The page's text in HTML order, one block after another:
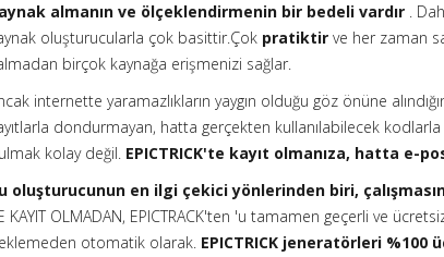
almanın ve ölçeklendirmenin bir bedeli vardır .
oluşturucularla çok basittir.Çok pratiktir ve her zaman
birçok kaynağa erişmenizi sağlar.
internette yaramazlıkların yaygın olduğu göz önüne
dondurmayan, hatta gerçekten kullanılabilecek
kolay değil. EPICTRICK'te kayıt olmanıza, hatta e-
oluşturucunun en ilgi çekici yönlerinden biri,
KAYIT OLMADAN, EPICTRACK'ten 'u tamamen geçerli ve
otomatik olarak. EPICTRICK jeneratörleri